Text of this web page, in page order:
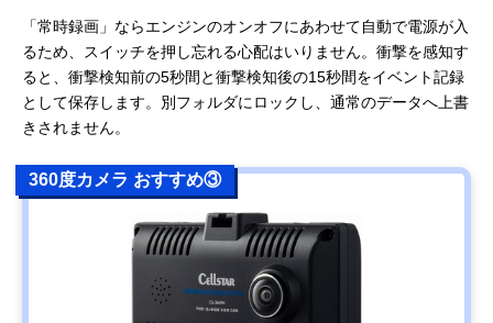
「常時録画」ならエンジンのオンオフにあわせて自動で電源が入
るため、スイッチを押し忘れる心配はいりません。衝撃を感知す
ると、衝撃検知前の5秒間と衝撃検知後の15秒間をイベント記録
として保存します。別フォルダにロックし、通常のデータへ上書
きされません。
360度カメラ おすすめ③